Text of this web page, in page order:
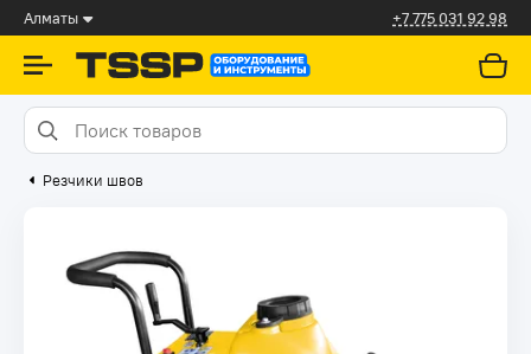
Алматы +7 775 031 92 98
Резчики швов